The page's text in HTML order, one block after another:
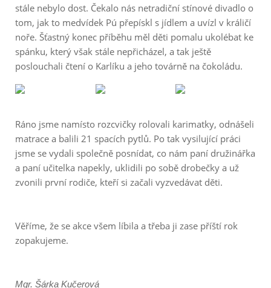
stále nebylo dost. Čekalo nás netradiční stínové divadlo o
tom, jak to medvídek Pú přepískl s jídlem a uvízl v králičí
noře. Šťastný konec příběhu měl děti pomalu ukolébat ke
spánku, který však stále nepřicházel, a tak ještě
poslouchali čtení o Karlíku a jeho továrně na čokoládu.
Ráno jsme namísto rozcvičky rolovali karimatky, odnášeli
matrace a balili 21 spacích pytlů. Po tak vysilující práci
jsme se vydali společně posnídat, co nám paní družinářka
a paní učitelka napekly, uklidili po sobě drobečky a už
zvonili první rodiče, kteří si začali vyzvedávat děti.
Věříme, že se akce všem líbila a třeba ji zase příští rok
zopakujeme.
Mgr. Šárka Kučerová